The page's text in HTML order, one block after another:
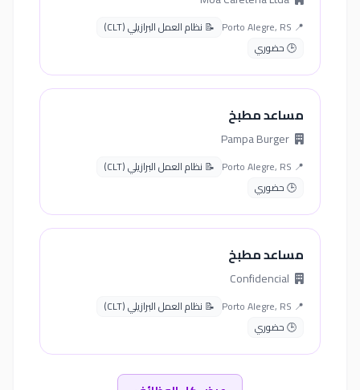
📍 Porto Alegre, RS
📝 نظام العمل البرازيلي (CLT)
🕒 حضوري
مساعد مطبخ
📍 Porto Alegre, RS
📝 نظام العمل البرازيلي (CLT)
🕒 حضوري
مساعد مطبخ
📍 Porto Alegre, RS
📝 نظام العمل البرازيلي (CLT)
🕒 حضوري